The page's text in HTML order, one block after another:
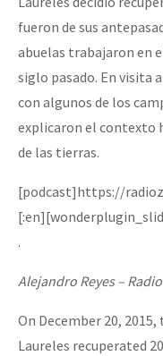
fueron de sus
abuelas trabajaron en
siglo pasado. En visita
con algunos de los
explicaron el contexto
de las tierras.
[podcast]https://
.
Alejandro Reyes –
On December 20,
Laureles recuperated